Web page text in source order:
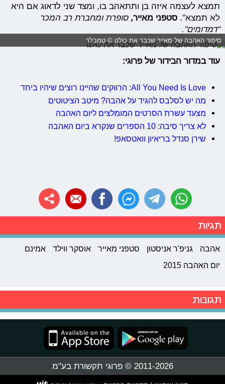
תמצא לעצמה איזה בן ותתאהב בו, ומצד שני לדאוג אם היא
לא תמצא".סטפני מאייר, סופרת ומחברת רב המכר
"דמדומים".
סיפור האהבה של מאייר שכבר את כולנו © טמבלר
עוד במדור הבידור של פרוגי:
All You Need Is Love: הרווקים שהיינו רוצים שיהיו ביחד
מה יש לסלבס להגיד על אהבה? מיטב הציטוטים
מצעד עשרת הסרטים המומלצים ליום האהבה
לא צריך סיבה: 10 הספרים שנקרא ביום האהבה
שירן סנדל בריאיון וואטסאפ!
תגיות
אהבה גניפ'ר אניסטון סטפני מאייר אוסקר ווילד
אמינם
יום האהבה 2015
תגובות
2011-2026 © פרוגי תקשורת בע"מ